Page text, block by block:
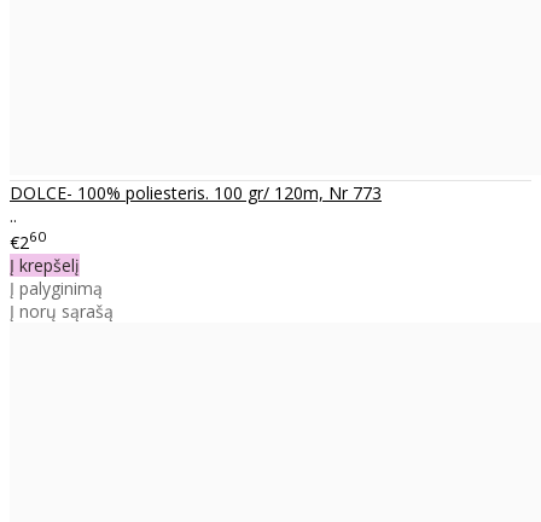
DOLCE- 100% poliesteris. 100 gr/ 120m, Nr 773
..
€260
Į krepšelį
Į palyginimą
Į norų sąrašą